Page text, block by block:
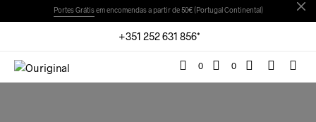
Portes Grátisem encomendas a partir de 50€ (Portugal Continental)
+351 252 631 856*
0 0